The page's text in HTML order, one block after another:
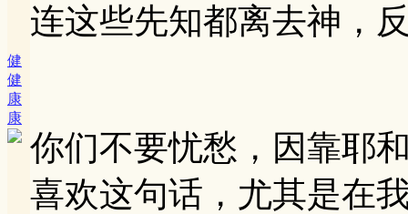
健
健
康
康
连这些先知都离去神，
你们不要忧愁，因靠耶
喜欢这句话，尤其是在